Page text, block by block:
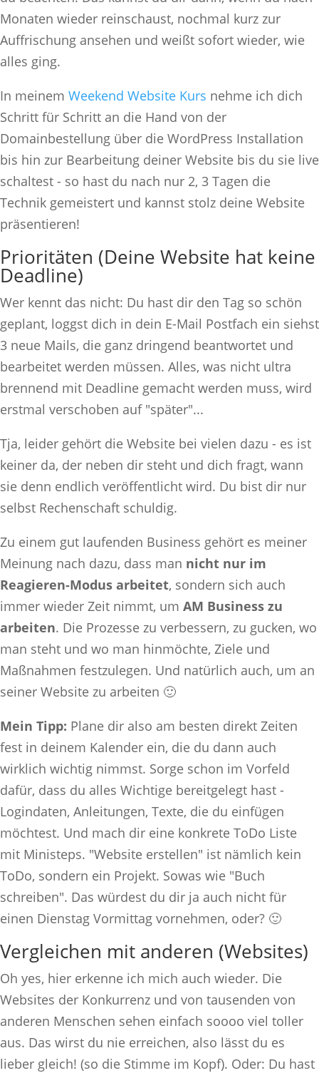
Monaten wieder reinschaust, nochmal kurz zur
Auffrischung ansehen und weißt sofort wieder, wie
alles ging.
In meinem Weekend Website Kurs nehme ich dich
Schritt für Schritt an die Hand von der
Domainbestellung über die WordPress Installation
bis hin zur Bearbeitung deiner Website bis du sie live
schaltest - so hast du nach nur 2, 3 Tagen die
Technik gemeistert und kannst stolz deine Website
präsentieren!
Prioritäten (Deine Website hat keine
Deadline)
Wer kennt das nicht: Du hast dir den Tag so schön
geplant, loggst dich in dein E-Mail Postfach ein siehst
3 neue Mails, die ganz dringend beantwortet und
bearbeitet werden müssen. Alles, was nicht ultra
brennend mit Deadline gemacht werden muss, wird
erstmal verschoben auf "später"...
Tja, leider gehört die Website bei vielen dazu - es ist
keiner da, der neben dir steht und dich fragt, wann
sie denn endlich veröffentlicht wird. Du bist dir nur
selbst Rechenschaft schuldig.
Zu einem gut laufenden Business gehört es meiner
Meinung nach dazu, dass man nicht nur im
Reagieren-Modus arbeitet, sondern sich auch
immer wieder Zeit nimmt, um AM Business zu
arbeiten. Die Prozesse zu verbessern, zu gucken, wo
man steht und wo man hinmöchte, Ziele und
Maßnahmen festzulegen. Und natürlich auch, um an
seiner Website zu arbeiten 🙂
Mein Tipp: Plane dir also am besten direkt Zeiten
fest in deinem Kalender ein, die du dann auch
wirklich wichtig nimmst. Sorge schon im Vorfeld
dafür, dass du alles Wichtige bereitgelegt hast -
Logindaten, Anleitungen, Texte, die du einfügen
möchtest. Und mach dir eine konkrete ToDo Liste
mit Ministeps. "Website erstellen" ist nämlich kein
ToDo, sondern ein Projekt. Sowas wie "Buch
schreiben". Das würdest du dir ja auch nicht für
einen Dienstag Vormittag vornehmen, oder? 🙂
Vergleichen mit anderen (Websites)
Oh yes, hier erkenne ich mich auch wieder. Die
Websites der Konkurrenz und von tausenden von
anderen Menschen sehen einfach soooo viel toller
aus. Das wirst du nie erreichen, also lässt du es
lieber gleich! (so die Stimme im Kopf). Oder: Du hast